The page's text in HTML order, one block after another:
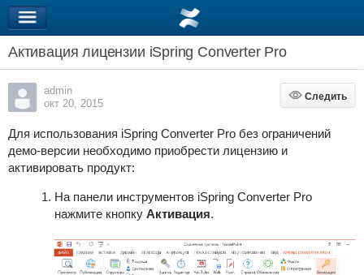
Активация лицензии iSpring Converter Pro
admin
окт 20, 2015
Следить
Следить
Для использования iSpring Converter Proбез ограничений
демо-версии необходимо приобрести лицензию и
активировать продукт:
На панели инструментов iSpring Converter Pro
нажмите кнопку Активация.